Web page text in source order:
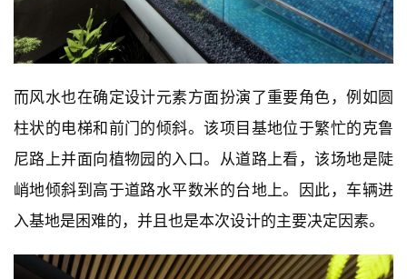
而风水也在确定设计元素方面扮演了重要角色，例如圆
柱状的电梯和前门的倾斜。该项目基地位于繁忙的克鲁
尼路上并面向植物园的入口。从道路上看，该场地是陡
峭地倾斜到高于道路水平数米的台地上。因此，车辆进
入基地是困难的，并且也是本次设计的主要决定因素。